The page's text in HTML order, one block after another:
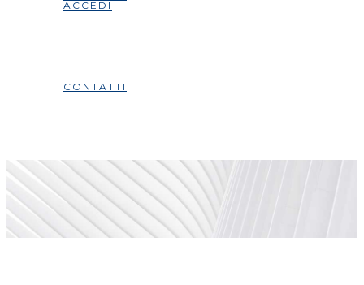
ACCEDI
CONTATTI